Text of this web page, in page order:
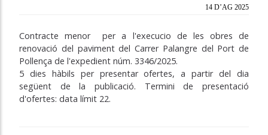
14 D’AG 2025
Contracte menor per a l'execucio de les obres de
renovació del paviment del Carrer Palangre del Port de
Pollença de l'expedient núm. 3346/2025.
5 dies hàbils per presentar ofertes, a partir del dia
següent de la publicació. Termini de presentació
d'ofertes: data límit 22.